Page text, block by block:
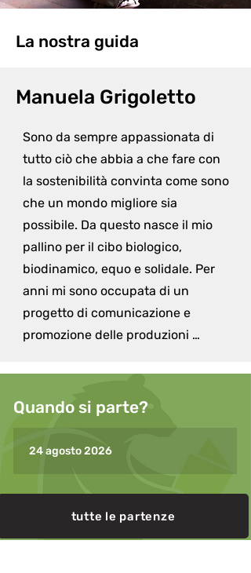
La nostra guida
Manuela Grigoletto
Sono da sempre appassionata di
tutto ciò che abbia a che fare con
la sostenibilità convinta come sono
che un mondo migliore sia
possibile. Da questo nasce il mio
pallino per il cibo biologico,
biodinamico, equo e solidale. Per
anni mi sono occupata di un
progetto di comunicazione e
promozione delle produzioni
sostenibili e il mio sogno è quello di
aprire un mio punto di incontro di
quanto abbia a che fare con un
mie escursioni cerco sempre di
Quando si parte?
24 agosto 2026
tutte le partenze